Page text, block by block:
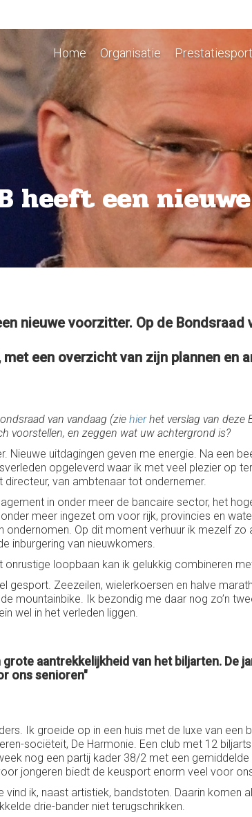
Home Organisatie Prestatiesport
heeft een
nieuwe voorzitter. Op de
met een overzicht van zijn plannen en
van vandaag (zie hierhet verslag van deze
voorstellen, en zeggen wat uw achtergrond is?
Nieuwe uitdagingen geven me energie. Na een
opgeleverd waar ik met veel plezier op
directeur, van ambtenaar tot ondernemer.
in onder meer de bancaire sector, het
meer ingezet om voor rijk, provincies en
ondernomen. Op dit moment verhuur ik mezelf
inburgering van nieuwkomers.
loopbaan kan ik gelukkig combineren
gesport. Zeezeilen, wielerkoersen en halve
mountainbike. Ik bezondig me daar nog zo’n
wel in het verleden liggen.
grote aantrekkelijkheid van het biljarten.
ons senioren"
Ik groeide op in een huis met de luxe van
sociëteit, De Harmonie. Een club met 12
nog een partij kader 38/2 met een
jongeren biedt de keusport enorm veel voor
vind ik, naast artistiek, bandstoten. Daarin
drie-bander niet terugschrikken.